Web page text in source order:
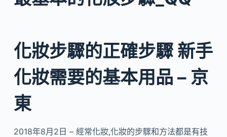
化妝步驟的正確步驟 新手
化妝需要的基本用品 – 京
東
2018年8月2日 – 經常化妝,化妝的步驟和方法都是有技